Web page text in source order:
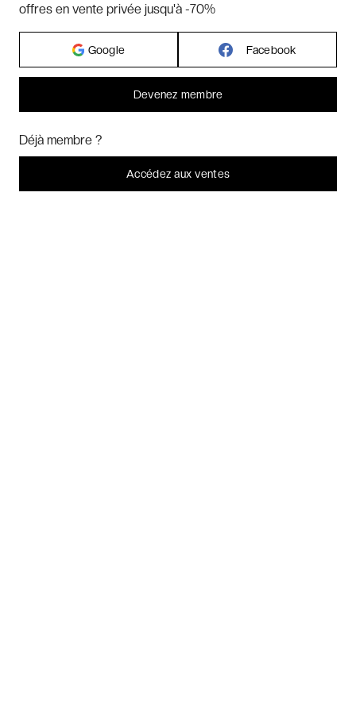
offres en vente privée jusqu'à -70%
Google Facebook
Devenez membre
Déjà membre ?
Accédez aux ventes
Marketing? Vous pouvez toujours modifier ou retirer votre
Je refuse C'est bon.